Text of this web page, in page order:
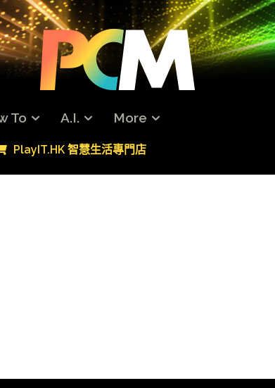
To A.I. More
PlayIT.HK 智慧生活專門店